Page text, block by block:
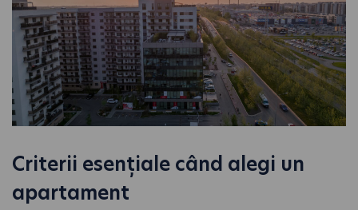
Criterii esențiale când alegi un
apartament